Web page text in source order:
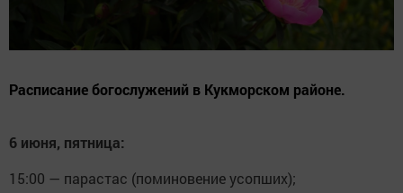
Расписание богослужений в Кукморском районе.
6 июня, пятница:
15:00 — парастас (поминовение усопших);